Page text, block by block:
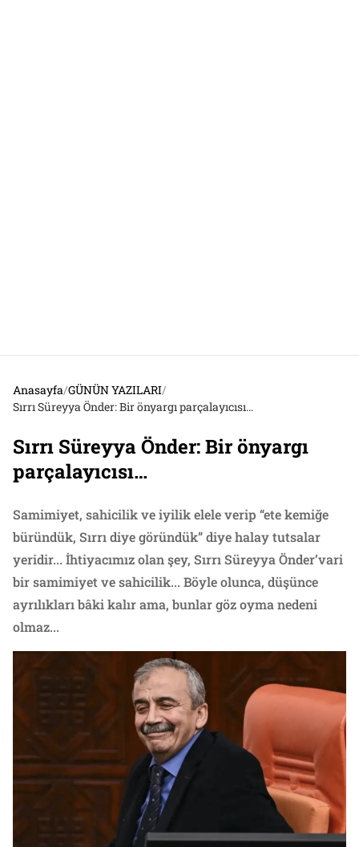
Anasayfa/GÜNÜN YAZILARI/
Sırrı Süreyya Önder: Bir önyargı parçalayıcısı…
Sırrı Süreyya Önder: Bir önyargı
parçalayıcısı…
Samimiyet, sahicilik ve iyilik elele verip “ete kemiğe
büründük, Sırrı diye göründük” diye halay tutsalar
yeridir... İhtiyacımız olan şey, Sırrı Süreyya Önder’vari
bir samimiyet ve sahicilik... Böyle olunca, düşünce
ayrılıkları bâki kalır ama, bunlar göz oyma nedeni
olmaz...